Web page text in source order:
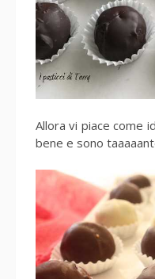
Allora vi piace come
bene e sono